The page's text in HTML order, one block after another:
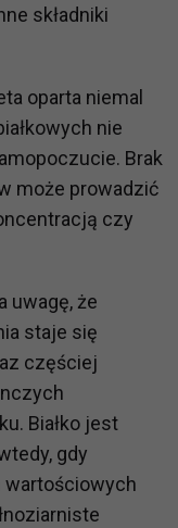
składniki
oparta niemal
nie
Brak
może prowadzić
czy
uwagę, że
staje się
częściej
Białko jest
gdy